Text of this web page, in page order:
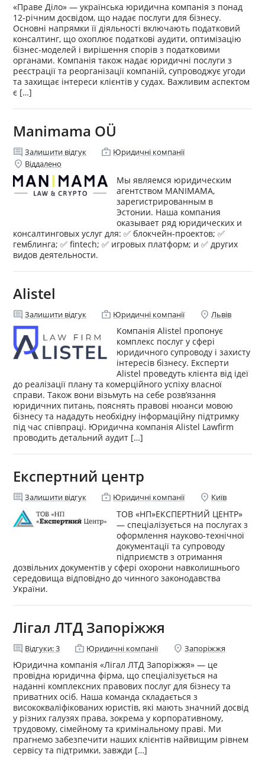
«Праве Діло» — українська юридична компанія з понад
12-річним досвідом, що надає послуги для бізнесу.
Основні напрямки її діяльності включають податковий
консалтинг, що охоплює податкові аудити, оптимізацію
бізнес-моделей і вирішення спорів з податковими
органами. Компанія також надає юридичні послуги з
реєстрації та реорганізації компаній, супроводжує угоди
та захищає інтереси клієнтів у судах. Важливим аспектом
є […]
Manimama OÜ
comment Залишити відгук enterprise Юридичні компанії
location_on Віддалено
Мы являемся юридическим
агентством MANIMAMA,
зарегистрированным в
Эстонии. Наша компания
оказывает ряд юридических и
консалтинговых услуг для: ✅ блокчейн-проектов; ✅
гемблинга; ✅ fintech; ✅ игровых платформ; и ✅ других
видов деятельности.
Alistel
comment Залишити відгук enterprise Юридичні компанії location_on Львів
Компанія Alistel пропонує
комплекс послуг у сфері
юридичного супроводу і захисту
інтересів бізнесу. Експерти
Alistel проведуть клієнта від ідеї
до реалізації плану та комерційного успіху власної
справи. Також вони візьмуть на себе розв’язання
юридичних питань, пояснять правові нюанси мовою
бізнесу та нададуть необхідну інформаційну підтримку
під час співпраці. Юридична компанія Alistel Lawfirm
проводить детальний аудит […]
Експертний центр
comment Залишити відгук enterprise Юридичні компанії location_on Київ
ТОВ «НП»ЕКСПЕРТНИЙ ЦЕНТР»
— спеціалізується на послугах з
оформлення науково-технічної
документації та супроводу
підприємств з отримання
дозвільних документів у сфері охорони навколишнього
середовища відповідно до чинного законодавства
України.
Лігал ЛТД Запоріжжя
comment Відгуки:3 enterprise Юридичні компанії location_on Запоріжжя
Юридична компанія «Лігал ЛТД Запоріжжя» — це
провідна юридична фірма, що спеціалізується на
наданні комплексних правових послуг для бізнесу та
приватних осіб. Наша команда складається з
висококваліфікованих юристів, які мають значний досвід
у різних галузях права, зокрема у корпоративному,
трудовому, сімейному та кримінальному праві. Ми
прагнемо забезпечити наших клієнтів найвищим рівнем
сервісу та підтримки, завжди […]